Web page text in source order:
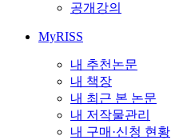
공개강의
MyRISS
내 추천논문
내 책장
내 최근 본 논문
내 저작물관리
내 구매·신청 현황